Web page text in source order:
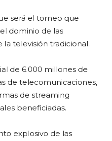
será el torneo que
dominio de las
televisión tradicional.
de 6.000 millones de
de telecomunicaciones,
de streaming
beneficiadas.
explosivo de las